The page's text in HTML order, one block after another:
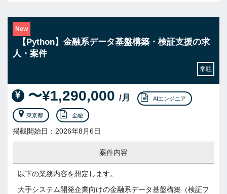
New
【Python】金融系データ基盤構築・検証支援の求
人・案件
常駐
〜¥1,290,000 /月 AIエンジニア
東京都 金融
掲載開始日：2026年8月6日
案件内容
以下の業務内容を想定します。
大手システム開発企業向けの金融系データ基盤構築（検証フ